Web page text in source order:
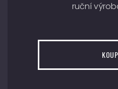
ruční